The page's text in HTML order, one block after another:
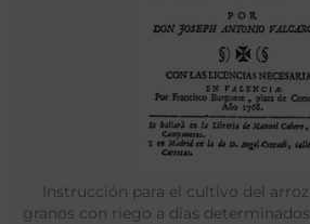
Instrucción para el cultivo del
granos con riego a días